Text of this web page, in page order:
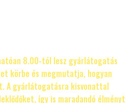
8.00-tól lesz gyárlátogatás
körbe és megmutatja, hogyan
A gyárlátogatásra kisvonattal
így is maradandó élményt